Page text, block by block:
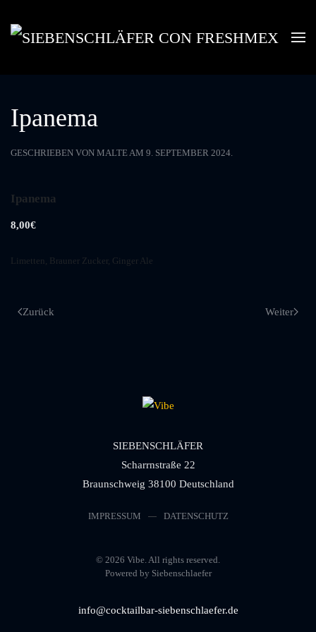
Skip to main content
Ipanema
GESCHRIEBEN VON MALTEAM 9. SEPTEMBER 2024.
Ipanema
8,00€
Limetten, Brauner Zucker, Ginger Ale
Zurück Weiter
SIEBENSCHLÄFER
Scharrnstraße 22
Braunschweig 38100 Deutschland
IMPRESSUM DATENSCHUTZ
© 2026 Vibe. All rights reserved.
Powered by Siebenschlaefer
info@cocktailbar-siebenschlaefer.de